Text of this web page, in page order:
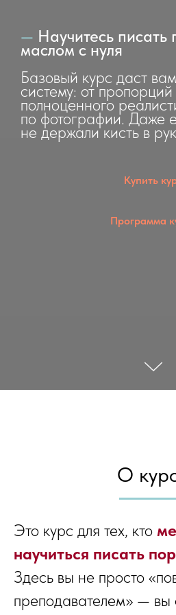
— Научитесь писать
маслом с нуля
Базовый курс даст
систему: от
полноценного
по фотографии. Даже
не держали кисть в
Купить
Программа
О
Это курс для тех, кто
научиться писать
Здесь вы не просто
преподавателем» — вы